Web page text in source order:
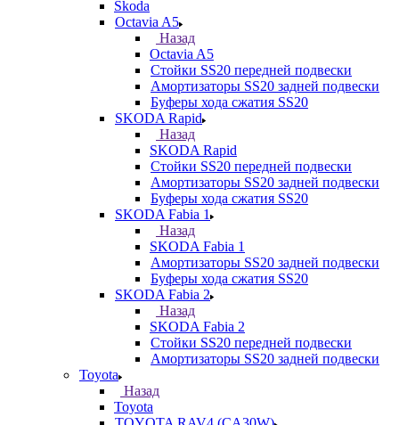
Skoda
Octavia A5
Назад
Octavia A5
Стойки SS20 передней подвески
Амортизаторы SS20 задней подвески
Буферы хода сжатия SS20
SKODA Rapid
Назад
SKODA Rapid
Стойки SS20 передней подвески
Амортизаторы SS20 задней подвески
Буферы хода сжатия SS20
SKODA Fabia 1
Назад
SKODA Fabia 1
Амортизаторы SS20 задней подвески
Буферы хода сжатия SS20
SKODA Fabia 2
Назад
SKODA Fabia 2
Стойки SS20 передней подвески
Амортизаторы SS20 задней подвески
Toyota
Назад
Toyota